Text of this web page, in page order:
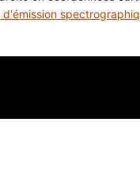
d'émission